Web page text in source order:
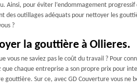
Ainsi, pour éviter l’endommagement
des outillages adéquats pour nettoyer les
?
la gouttière à Ollieres.
vous ne saviez pas le coût du travail ? Pour
chaque entreprise a son propre prix pour
Sur ce, avec GD Couverture vous ne